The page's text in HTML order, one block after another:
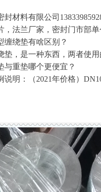
封材料有限公司
法兰厂家，密封门市部单
缠绕垫有啥区别？
，是一种东西，两者使
与重垫哪个更便宜？
明：（2021年价格）